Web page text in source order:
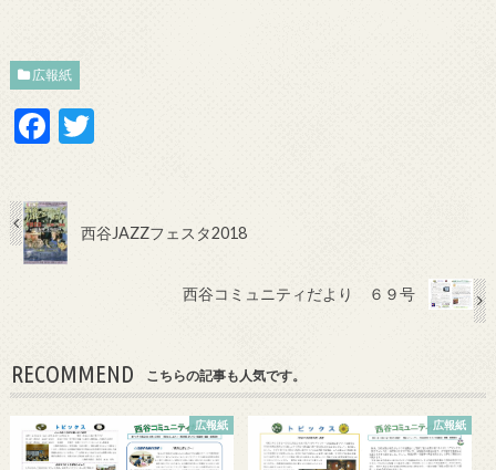
広報紙
F
e
b
o
T
er
西谷JAZZフェスタ2018
西谷コミュニティだより ６９号
RECOMMEND こちらの記事も人気です。
広報紙 広報紙